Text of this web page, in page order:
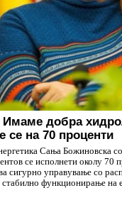
добра
се на 70 проценти
Сања Божиновска
се исполнети околу 70
сигурно управување со
функционирање на